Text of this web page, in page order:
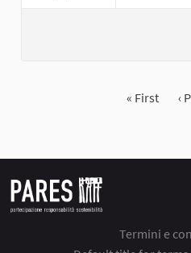
« First ‹
Termini e